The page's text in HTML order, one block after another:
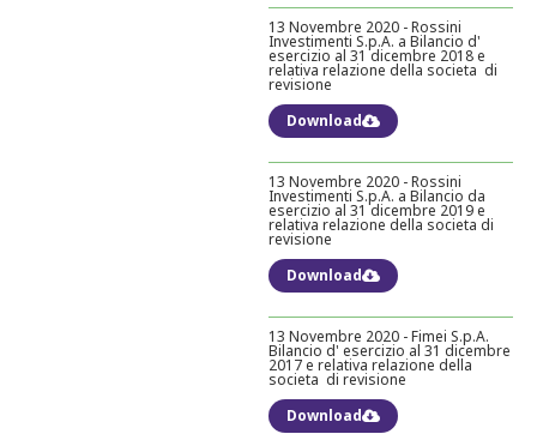
13 Novembre 2020 - Rossini
Investimenti S.p.A. a Bilancio d'
esercizio al 31 dicembre 2018 e
relativa relazione della societa di
revisione
Download
13 Novembre 2020 - Rossini
Investimenti S.p.A. a Bilancio da
esercizio al 31 dicembre 2019 e
relativa relazione della societa di
revisione
Download
13 Novembre 2020 - Fimei S.p.A.
Bilancio d' esercizio al 31 dicembre
2017 e relativa relazione della
societa di revisione
Download